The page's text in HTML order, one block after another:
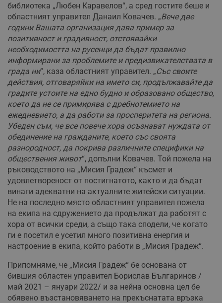
библиотека „Любен Каравелов“, а сред гостите беше и
областният управител Данаил Ковачев. „Вече две
години Вашата организация дава пример за
позитивност и градивност, отстоявайки
необходимостта на русенци да бъдат правилно
информирани за проблемите и предизвикателствата в
града ни“, каза областният управител. „Със своите
действия, отговаряйки на името си, продължавайте да
градите устоите на едно будно и образовано общество,
което да не се примирява с дребнотемието на
ежедневието, а да работи за просперитета на региона.
Убеден съм, че все повече хора осъзнават нуждата от
обединение на гражданите, което със своята
разнородност, да покрива различните специфики на
обществения живот“, допълни Ковачев. Той пожела на
ръководството на „Мисия Градеж“ късмет и
удовлетвореност от постигнатото, както и да бъдат
винаги адекватни на актуалните житейски ситуации.
Не на последно място областният управител пожела
на екипа на сдружението да продължат да работят с
хора от всички среди, а също така сподели, че когато
ги е посетил е усетил много позитивна енергия и
настроение в екипа, който работи в „Мисия Градеж“.
Припомняме, че „Мисия Градеж“ бе основана от
бившия областен управител Борислав Българинов /
май 2021 – януари 2022/ и за нейна основна цел бе
обявено възстановяването на прекъснатата връзка